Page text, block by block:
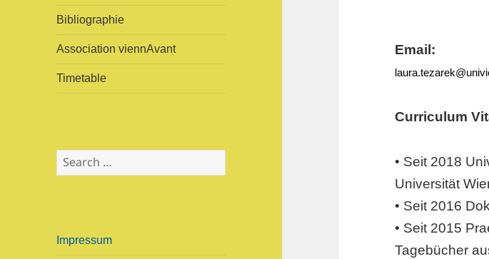
Bibliographie
Association viennAvant
Timetable
S
e
hImpressum
Email:
Curriculum
• Seit 2018
Universität
• Seit 2016
• Seit 2015
Tagebücher